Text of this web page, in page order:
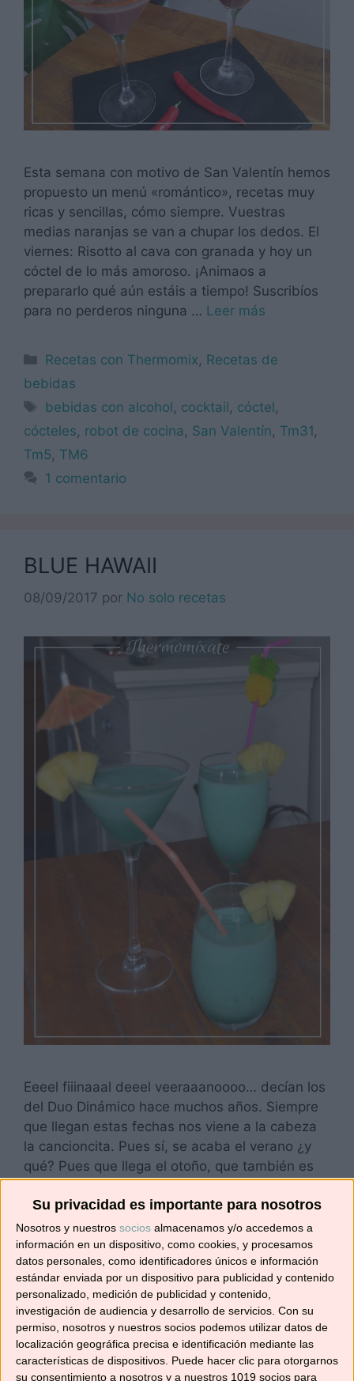
Su privacidad es importante para nosotros
Nosotros y nuestros socios almacenamos y/o accedemos a
información en un dispositivo, como cookies, y procesamos
datos personales, como identificadores únicos e información
estándar enviada por un dispositivo para publicidad y contenido
personalizado, medición de publicidad y contenido,
investigación de audiencia y desarrollo de servicios. Con su
permiso, nosotros y nuestros socios podemos utilizar datos de
localización geográfica precisa e identificación mediante las
características de dispositivos. Puede hacer clic para otorgarnos
su consentimiento a nosotros y a nuestros 1019 socios para
Esta semana con motivo de San Valentín hemos
propuesto un menú «romántico», recetas muy
ricas y sencillas, cómo siempre. Vuestras
medias naranjas se van a chupar los dedos. El
viernes: Risotto al cava con granada y hoy un
cóctel de lo más amoroso. ¡Animaos a
prepararlo qué aún estáis a tiempo! Suscribíos
para no perderos ninguna … Leer más
Categorías
Recetas con Thermomix, Recetas de
bebidas
Etiquetas
bebidas con alcohol, cocktail, cóctel,
cócteles, robot de cocina , San Valentín, Tm31,
Tm5, TM6
1 comentario
BLUE HAWAII
08/09/2017 por No solo recetas
Eeeel fiiinaaal deeel veeraaanoooo… decían los
del Duo Dinámico hace muchos años. Siempre
que llegan estas fechas nos viene a la cabeza
la cancioncita. Pues sí, se acaba el verano ¿y
qué? Pues que llega el otoño, que también es
rebequita y empezar a comer sopitas…
(uyuyuyuy, cuanto …Leer más
Categorías
Recetas con Thermomix,Recetas de
bebidas
Etiquetas
blue hawaii ,cocktail,cóctel tropical,
cócteles ,recetas para celebraciones,recetas
veraniegas,robot de cocina,Tm31,Tm5,TM6